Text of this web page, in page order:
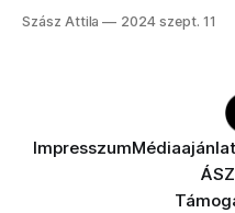
Szász Attila 2024 szept. 11
ImpresszumMédiaajánlat